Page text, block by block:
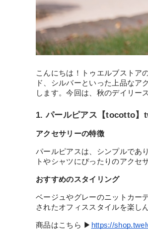
こんにちは！トゥエルブストア
ド、シルバーといった上品な
します。今回は、秋のデイリー
1. パールピアス【tocotto】
アクセサリーの特徴
パールピアスは、シンプルであ
トやシャツにぴったりのアクセ
おすすめのスタイリング
ベージュやグレーのニットカー
されたオフィススタイルを楽し
商品はこちら ▶︎ https://